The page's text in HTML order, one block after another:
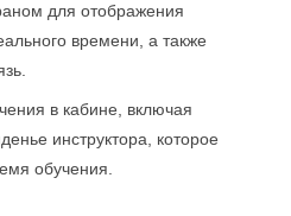
для отображения
времени, а также
в кабине, включая
инструктора, которое
обучения.